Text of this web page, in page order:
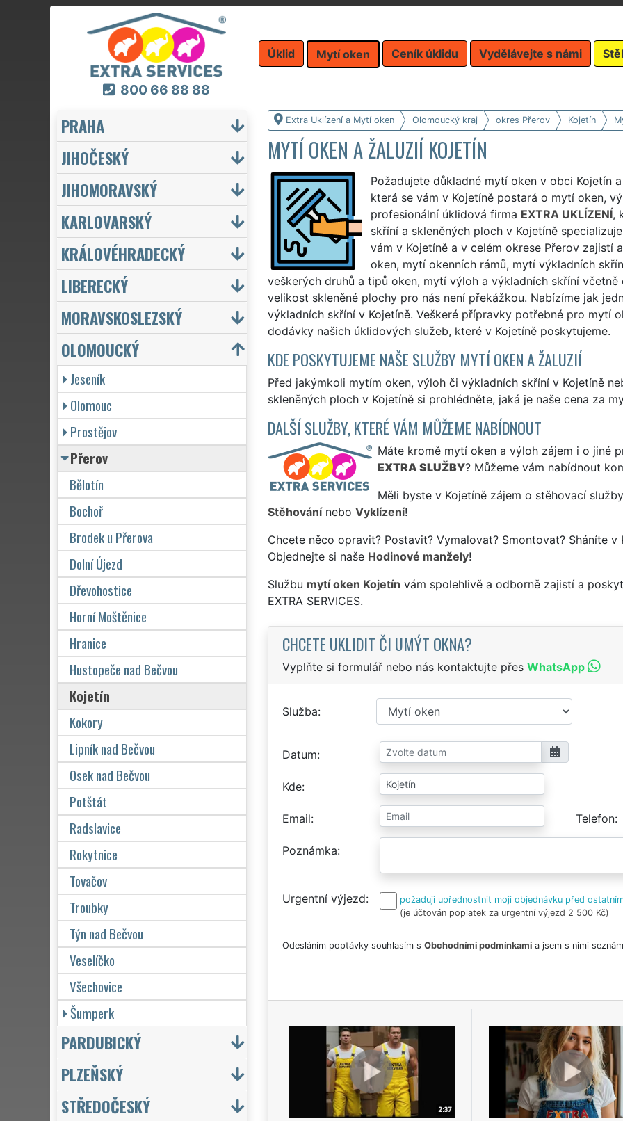
800 66 88 88
Úklid Mytí oken Ceník úklidu Vydělávejte s námi
Extra Uklízení a Mytí oken Olomoucký kraj okres Přerov Kojetín
MYTÍ OKEN A ŽALUZIÍ KOJETÍN
Požadujete důkladné mytí oken v obci Kojetín
která se vám v Kojetíně postará o mytí oken,
profesionální úklidová firma EXTRA UKLÍZENÍ,
skříní a skleněných ploch v Kojetíně
vám v Kojetíně a v celém okrese Přerov
oken, mytí okenních rámů, mytí výkladních
veškerých druhů a tipů oken, mytí výloh a výkladních skříní
velikost skleněné plochy pro nás není překážkou. Nabízíme jak
výkladních skříní v Kojetíně. Veškeré přípravky potřebné pro mytí
dodávky našich úklidových služeb, které v Kojetíně poskytujeme.
KDE POSKYTUJEME NAŠE SLUŽBY MYTÍ OKEN A ŽALUZIÍ
Před jakýmkoli mytím oken, výloh či výkladních skříní v Kojetíně
skleněných ploch v Kojetíně si prohlédněte, jaká je naše cena za
DALŠÍ SLUŽBY, KTERÉ VÁM MŮŽEME NABÍDNOUT
Máte kromě mytí oken a výloh zájem i o jiné
EXTRA SLUŽBY? Můžeme vám nabídnout
Měli byste v Kojetíně zájem o stěhovací
Stěhovánínebo Vyklízení!
Chcete něco opravit? Postavit? Vymalovat? Smontovat? Sháníte
Objednejte si naše Hodinové manžely!
Službu mytí oken Kojetín vám spolehlivě a odborně zajistí a
EXTRA SERVICES.
CHCETE UKLIDIT ČI UMÝT OKNA?
Vyplňte si formulář nebo nás kontaktujte přes WhatsApp
Služba
Datum
Kde
Email Telefon
Poznámka
Urgentní výjezd
požaduji upřednostnit moji objednávku před
(je účtován poplatek za urgentní výjezd 2 500 Kč)
Odesláním poptávky souhlasím s Obchodními podmínkamia jsem s nimi
PRAHA
JIHOČESKÝ
JIHOMORAVSKÝ
KARLOVARSKÝ
KRÁLOVÉHRADECKÝ
LIBERECKÝ
MORAVSKOSLEZSKÝ
OLOMOUCKÝ
Jeseník
Olomouc
Prostějov
Přerov
Bělotín
Bochoř
Brodek u Přerova
Dolní Újezd
Dřevohostice
Horní Moštěnice
Hranice
Hustopeče nad Bečvou
Kojetín
Kokory
Lipník nad Bečvou
Osek nad Bečvou
Potštát
Radslavice
Rokytnice
Tovačov
Troubky
Týn nad Bečvou
Veselíčko
Všechovice
Šumperk
PARDUBICKÝ
PLZEŇSKÝ
STŘEDOČESKÝ